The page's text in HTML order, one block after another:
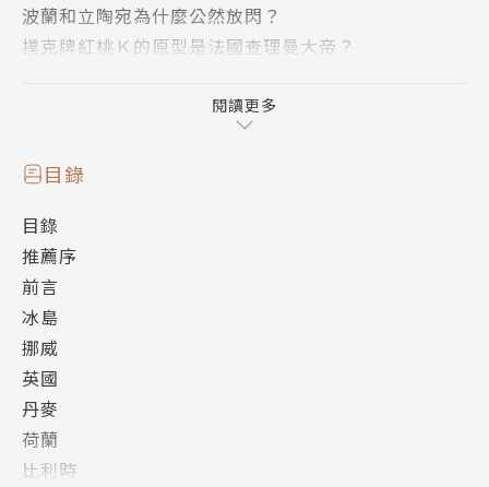
波蘭和立陶宛為什麼公然放閃？
撲克牌紅桃Ｋ的原型是法國查理曼大帝？
義大利在羅馬時期把地中海當成私人游泳池……
微信百萬粉絲作者、知乎十萬粉絲大V賽雷憑著「沒有
來簡述歷史。聚焦歐洲各國發展背後因素及重大里程
碑，考據歷史後濃縮連結而成一篇篇精短的小故事，將
枯燥史料轉化為一個個可愛呆萌的國家形象，讓讀者在
輕鬆幽默的漫畫故事中了解不同國家的文化個性成因，
以及幾千百年來國家間的愛恨情仇，進而了解這些國家
的現況是從何而來！
作者簡介
閱讀更多
目錄
目錄
推薦序
前言
冰島
挪威
英國
丹麥
荷蘭
比利時